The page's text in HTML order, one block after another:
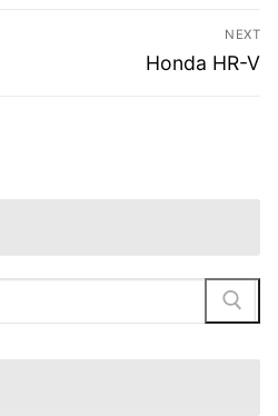
NEXT
Next
Honda HR-V